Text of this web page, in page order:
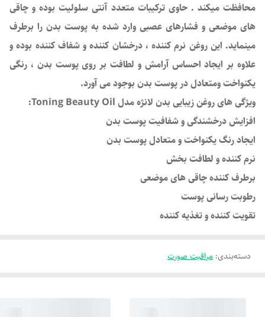
محافظت میکند . حاوی ترکیبات متعدد آنتی سلولیت بوده و چاقی
های موضعی و فشارهای عصبی وارد شده به پوست بدن را برطرف
مینماید. این روغن نرم کننده ، درخشان کننده و شفاف کننده بوده و
علاوه بر ایجاد احساس آرامش و لطافت بر روی پوست بدن ، رنگی
یکنواخت ومتعادل در پوست بدن بوجود می آورد.
ویژگی های روغن زیبایی بدن لانژه مدل Toning Beauty Oil:
افزایش درخشندگی و شفافیت پوست بدن
ایجاد رنگ یکنواخت و متعادل پوست بدن
نرم کننده و لطافت بخش
برطرف کننده چاقی های موضعی
رطوبت رسانی پوست
تقویت کننده و تغذیه کننده
دسته‌بندی: مراقبت صورت